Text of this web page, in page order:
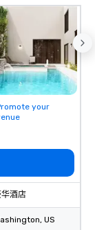
your
酒店
, US